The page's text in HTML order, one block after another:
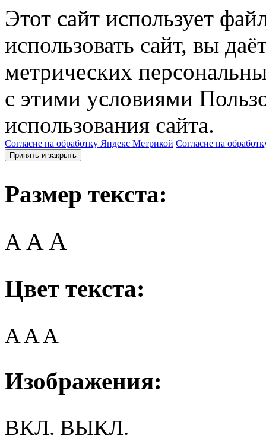
Этот сайт использует
использовать сайт, вы
метрических
с этими условиями
использования сайта.
Согласие на обработку Яндекс Метрикой Согласие на
Принять и закрыть
Размер текста:
A AA
Цвет текста:
AAA
Изображения:
ВКЛ. ВЫКЛ.